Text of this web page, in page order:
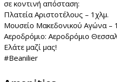
σε κοντινή απόσταση:
Πλατεία Αριστοτέλους – 1χλμ.
Μουσείο Μακεδονικού Αγώνα –
Αεροδρόμιο: Αεροδρόμιο
Ελάτε μαζί μας!
#Beanilier